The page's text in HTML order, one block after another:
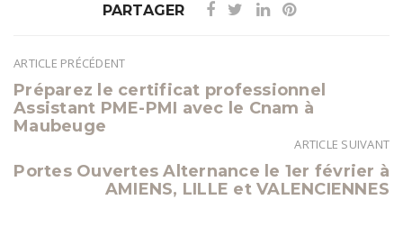
PARTAGER
Navigation
de
l’article
ARTICLE PRÉCÉDENT
Préparez le certificat professionnel
Assistant PME-PMI avec le Cnam à
Maubeuge
ARTICLE SUIVANT
Portes Ouvertes Alternance le 1er février à
AMIENS, LILLE et VALENCIENNES